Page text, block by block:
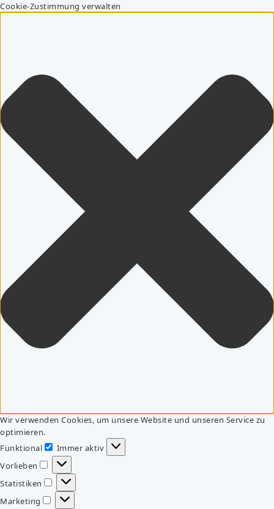
Cookie-Zustimmung verwalten
Wir verwenden Cookies, um unsere Website und unseren Service zu
optimieren.
Funktional
Funktional
Immer aktiv
Vorlieben
Vorlieben
Statistiken
Statistiken
Marketing
Marketing